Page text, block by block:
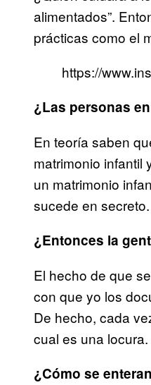
alimentados”.
prácticas como el
https://
¿Las personas
En teoría saben
matrimonio infantil
un matrimonio
sucede en secreto.
¿Entonces la
El hecho de que
con que yo los
De hecho, cada
cual es una locura.
¿Cómo se